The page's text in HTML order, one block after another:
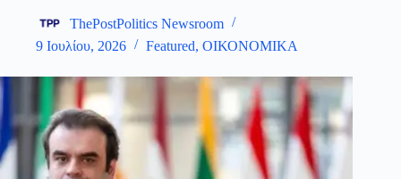
ThePostPolitics Newsroom
9 Ιουλίου, 2026
Featured, ΟΙΚΟΝΟΜΙΚΑ